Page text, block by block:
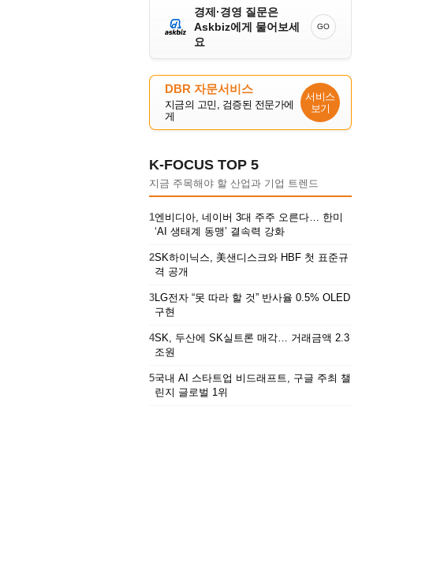
경제·경영 질문은
Askbiz에게 물어보세
요
GO
DBR 자문서비스
지금의 고민, 검증된 전문가에
게
서비스
보기
K-FOCUS TOP 5
지금 주목해야 할 산업과 기업 트렌드
1엔비디아, 네이버 3대 주주 오른다… 한미
‘AI 생태계 동맹’ 결속력 강화
2SK하이닉스, 美샌디스크와 HBF 첫 표준규
격 공개
3LG전자 “못 따라 할 것” 반사율 0.5% OLED
구현
4SK, 두산에 SK실트론 매각… 거래금액 2.3
조원
5국내 AI 스타트업 비드래프트, 구글 주최 챌
린지 글로벌 1위